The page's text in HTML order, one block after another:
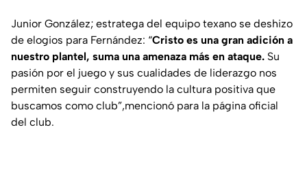
Junior González; estratega del equipo texano se deshizo
de elogios para Fernández: “Cristo es una gran adición a
nuestro plantel, suma una amenaza más en ataque. Su
pasión por el juego y sus cualidades de liderazgo nos
permiten seguir construyendo la cultura positiva que
buscamos como club”,mencionó para la página oficial
del club.